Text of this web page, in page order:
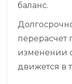
баланс.
изменении
движется в